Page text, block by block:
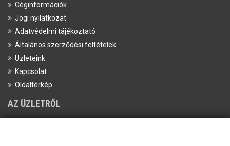
Céginformációk
Jogi nyilatkozat
Adatvédelmi tájékoztató
Általános szerződési feltételek
Üzleteink
Kapcsolat
Oldaltérkép
AZ ÜZLETRŐL